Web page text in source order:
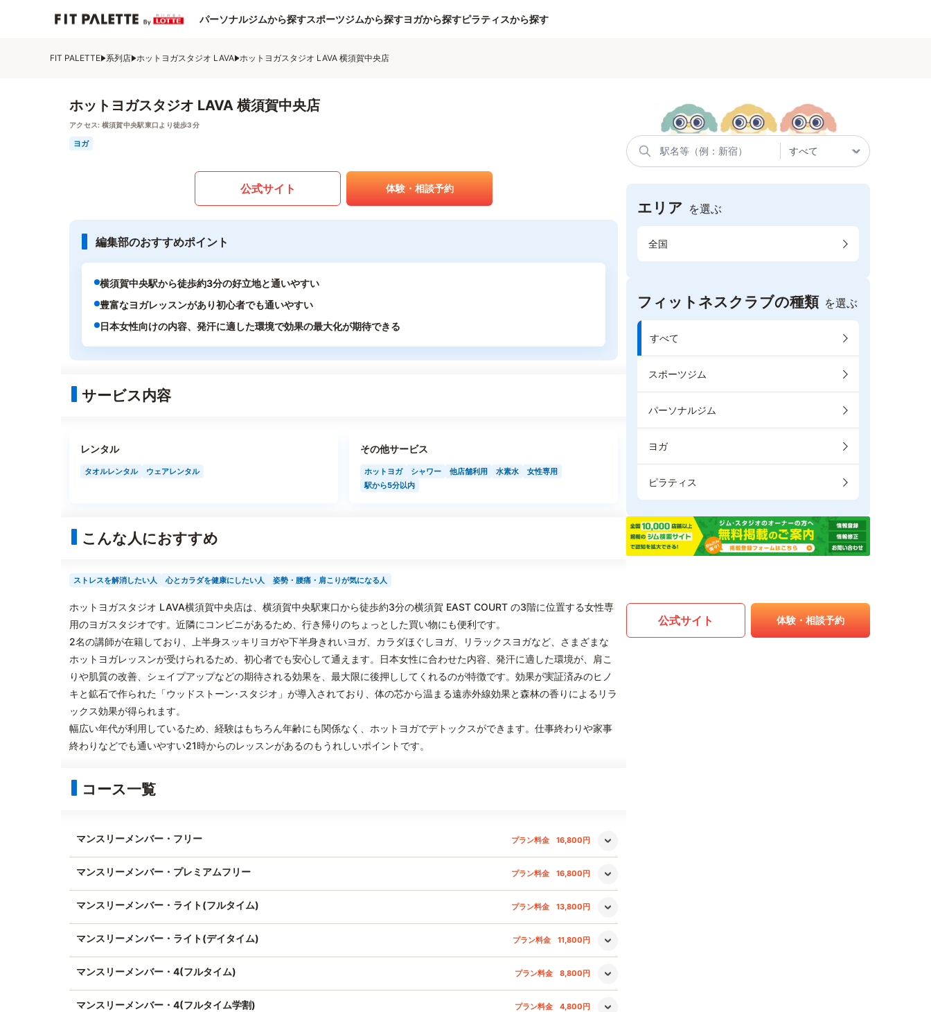
パーソナルジムから探すスポーツジムから探すヨガから探すピラティスから探す
FIT PALETTE 系列店 ホットヨガスタジオ LAVA ホットヨガスタジオ LAVA 横須賀中央店
ホットヨガスタジオ LAVA 横須賀中央店
アクセス: 横須賀中央駅東口より徒歩3分
ヨガ
公式サイト 体験・相談予約
編集部のおすすめポイント
横須賀中央駅から徒歩約3分の好立地と通いやすい
豊富なヨガレッスンがあり初心者でも通いやすい
日本女性向けの内容、発汗に適した環境で効果の最大化が期待できる
サービス内容
レンタル
タオルレンタル ウェアレンタル
その他サービス
ホットヨガ シャワー 他店舗利用 水素水
女性専用
駅から5分以内
こんな人におすすめ
ストレスを解消したい人 心とカラダを健康にしたい人 姿勢・腰痛・肩こりが気になる人
ホットヨガスタジオ LAVA横須賀中央店は、横須賀中央駅東口から徒歩約3分の横須賀 EAST COURT の3階に位置する女性専
用のヨガスタジオです。近隣にコンビニがあるため、行き帰りのちょっとした買い物にも便利です。
2名の講師が在籍しており、上半身スッキリヨガや下半身きれいヨガ、カラダほぐしヨガ、リラックスヨガなど、さまざまな
ホットヨガレッスンが受けられるため、初心者でも安心して通えます。日本女性に合わせた内容、発汗に適した環境が、肩こ
りや肌質の改善、シェイプアップなどの期待される効果を、最大限に後押ししてくれるのが特徴です。効果が実証済みのヒノ
キと鉱石で作られた「ウッドストーン･スタジオ」が導入されており、体の芯から温まる遠赤外線効果と森林の香りによるリラ
ックス効果が得られます。
幅広い年代が利用しているため、経験はもちろん年齢にも関係なく、ホットヨガでデトックスができます。仕事終わりや家事
終わりなどでも通いやすい21時からのレッスンがあるのもうれしいポイントです。
コース一覧
マンスリーメンバー・フリー プラン料金 16,800円
マンスリーメンバー・プレミアムフリー プラン料金 16,800円
マンスリーメンバー・ライト(フルタイム) プラン料金 13,800円
マンスリーメンバー・ライト(デイタイム) プラン料金 11,800円
マンスリーメンバー・4(フルタイム) プラン料金 8,800円
マンスリーメンバー・4(フルタイム学割) プラン料金 4,800円
エリア を選ぶ
全国
フィットネスクラブの種類 を選ぶ
すべて
スポーツジム
パーソナルジム
ヨガ
ピラティス
公式サイト 体験・相談予約